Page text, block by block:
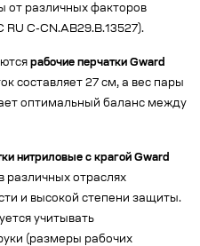
различных факторов
C-CN.AB29.B.13527).
рабочие перчатки Gward
составляет 27 см, а вес пары
оптимальный баланс между
нитриловые с крагой Gward
различных отраслях
и высокой степени защиты.
учитывать
(размеры рабочих